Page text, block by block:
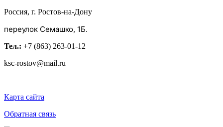
Россия, г. Ростов-на-Дону
переулок Семашко, 1Б.
Тел.: +7 (863) 263-01-12
ksc-rostov@mail.ru
Карта сайта
Обратная связь